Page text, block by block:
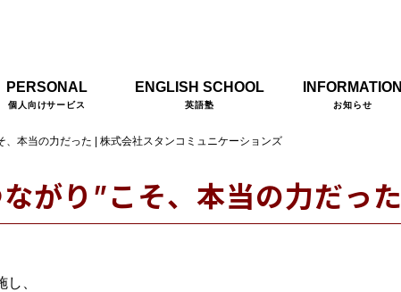
PERSONAL
個人向けサービス
ENGLISH SCHOOL
英語塾
INFORMATION
お知らせ
、本当の力だった | 株式会社スタンコミュニケーションズ
がり”こそ、本当の力だった
、